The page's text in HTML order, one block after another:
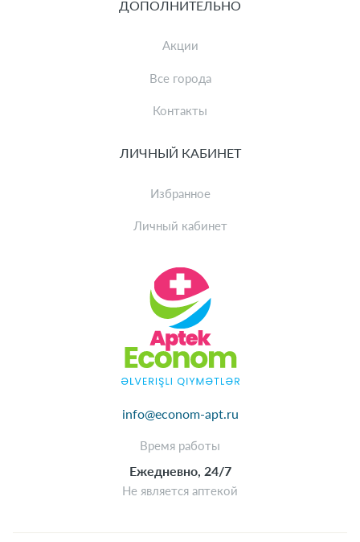
info@econom-apt.ru
Время работы
Ежедневно, 24/7
Не является аптекой
ДОПОЛНИТЕЛЬНО
Акции
Все города
Контакты
ЛИЧНЫЙ КАБИНЕТ
Избранное
Личный кабинет